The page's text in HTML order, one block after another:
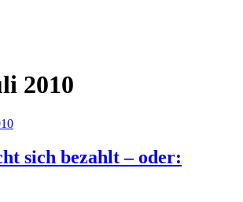
2010
sich bezahlt – oder: